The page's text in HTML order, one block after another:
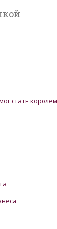
стать королём